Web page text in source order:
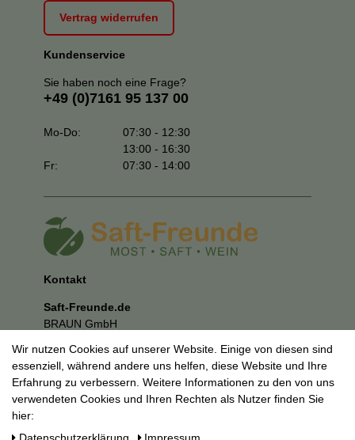
Vertrag widerrufen
Kundenservice
Sie haben noch eine Frage?
+49 (0)7161 95 137 00
Mo-Do:
07:30 - 12:30
13:00 - 16:30
Fr:
07:30 - 14:00
Kontakt
Saft-Freunde.de
BRAUN GmbH
73037 Göppingen
E-Mail:mail@saft-freunde.de
Unternehmen
Wir nutzen Cookies auf unserer Website. Einige von diesen sind
essenziell, während andere uns helfen, diese Website und Ihre
Erfahrung zu verbessern. Weitere Informationen zu den von uns
verwendeten Cookies und Ihren Rechten als Nutzer finden Sie
hier: